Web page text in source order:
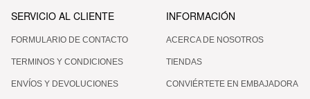
¿Cuánto tiempo debe pasar entre un tratamiento
completo y el siguiente?
SERVICIO AL CLIENTE
FORMULARIO DE CONTACTO
TERMINOS Y CONDICIONES
ENVÍOS Y DEVOLUCIONES
INFORMACIÓN
ACERCA DE NOSOTROS
TIENDAS
CONVIÉRTETE EN EMBAJADORA